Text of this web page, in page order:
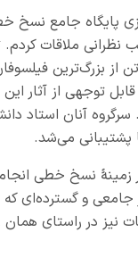
پایگاه جامع
ملاقات کردم.
فیلسوفان
توجهی از آثار این
. سرگروه آنان استاد
پشتیبانی می‌شد.
زمینۀ نسخ خطی
جامعی و گسترده‌ای
در راستای همان